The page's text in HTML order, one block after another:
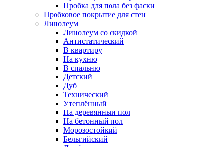
Пробка для пола без фаски
Пробковое покрытие для стен
Линолеум
Линолеум со скидкой
Антистатический
В квартиру
На кухню
В спальню
Детский
Дуб
Технический
Утеплённый
На деревянный пол
На бетонный пол
Морозостойкий
Бельгийский